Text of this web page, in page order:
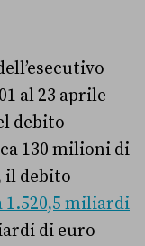
al 23 aprile
debito
130 milioni di
il debito
1.520,5 miliardi
di euro